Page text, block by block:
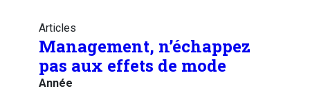
Articles
Management, n’échappez
pas aux effets de mode
Année